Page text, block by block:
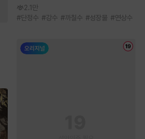
2.1만
#단정수 #강수 #까칠수 #성장물 #연상수